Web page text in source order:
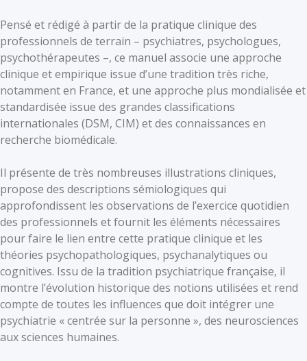
Pensé et rédigé à partir de la pratique clinique des
professionnels de terrain – psychiatres, psychologues,
psychothérapeutes –, ce manuel associe une approche
clinique et empirique issue d’une tradition très riche,
notamment en France, et une approche plus mondialisée et
standardisée issue des grandes classifications
internationales (DSM, CIM) et des connaissances en
recherche biomédicale.
Il présente de très nombreuses illustrations cliniques,
propose des descriptions sémiologiques qui
approfondissent les observations de l’exercice quotidien
des professionnels et fournit les éléments nécessaires
pour faire le lien entre cette pratique clinique et les
théories psychopathologiques, psychanalytiques ou
cognitives. Issu de la tradition psychiatrique française, il
montre l’évolution historique des notions utilisées et rend
compte de toutes les influences que doit intégrer une
psychiatrie « centrée sur la personne », des neurosciences
aux sciences humaines.